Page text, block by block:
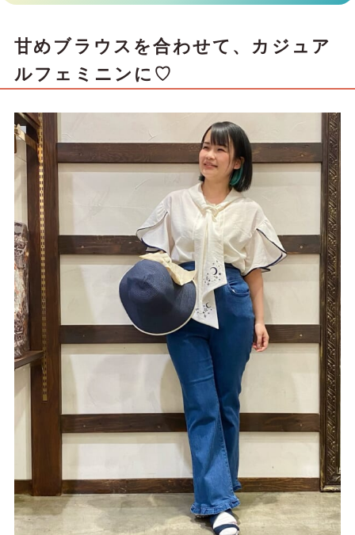
甘めブラウスを合わせて、カジュア
ルフェミニンに♡